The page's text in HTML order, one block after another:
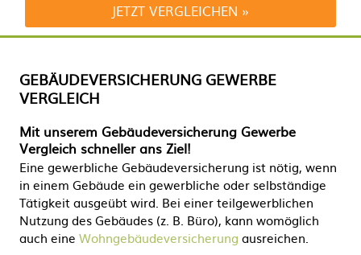
JETZT VERGLEICHEN
GEBÄUDEVERSICHERUNG GEWERBE
VERGLEICH
Mit unserem Gebäudeversicherung Gewerbe
Vergleich schneller ans Ziel!
Eine gewerbliche Gebäudeversicherung ist nötig, wenn
in einem Gebäude ein gewerbliche oder selbständige
Tätigkeit ausgeübt wird. Bei einer teilgewerblichen
Nutzung des Gebäudes (z. B. Büro), kann womöglich
auch eine Wohngebäudeversicherung ausreichen.